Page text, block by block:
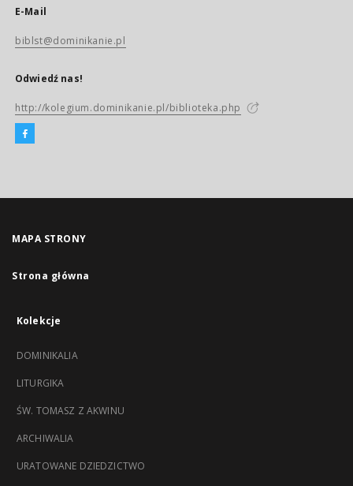
E-Mail
biblst@dominikanie.pl
Odwiedź nas!
http://kolegium.dominikanie.pl/biblioteka.php
MAPA STRONY
Strona główna
Kolekcje
DOMINIKALIA
LITURGIKA
ŚW. TOMASZ Z AKWINU
ARCHIWALIA
URATOWANE DZIEDZICTWO